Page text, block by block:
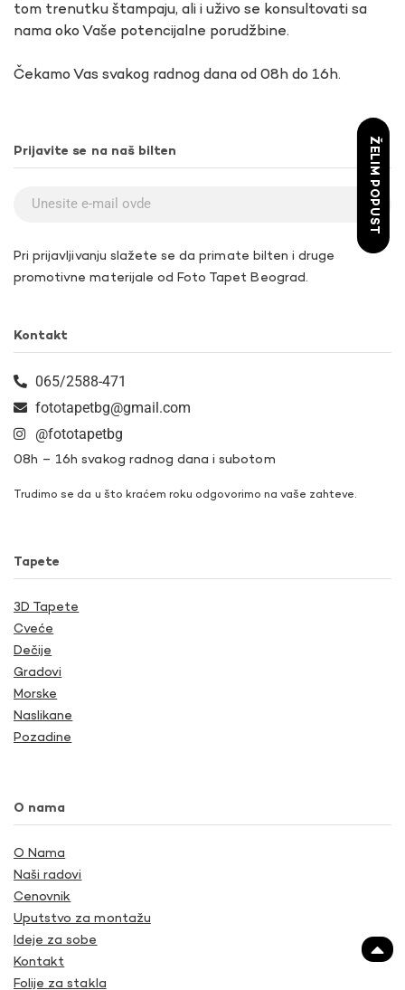
tom trenutku štampaju, ali i uživo se konsultovati sa
nama oko Vaše potencijalne porudžbine.
Čekamo Vas svakog radnog dana od 08h do 16h.
Prijavite se na naš bilten
Pri prijavljivanju slažete se da primate bilten i druge
promotivne materijale od Foto Tapet Beograd.
Kontakt
065/2588-471
fototapetbg@gmail.com
@fototapetbg
08h – 16h svakog radnog dana i subotom
Trudimo se da u što kraćem roku odgovorimo na vaše zahteve.
Tapete
3D Tapete
Cveće
Dečije
Gradovi
Morske
Naslikane
Pozadine
O nama
O Nama
Naši radovi
Cenovnik
Uputstvo za montažu
Ideje za sobe
Kontakt
Folije za stakla
ŽELIM POPUST